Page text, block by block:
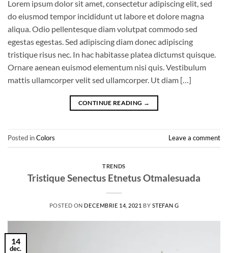
Lorem ipsum dolor sit amet, consectetur adipiscing elit, sed
do eiusmod tempor incididunt ut labore et dolore magna
aliqua. Odio pellentesque diam volutpat commodo sed
egestas egestas. Sed adipiscing diam donec adipiscing
tristique risus nec. In hac habitasse platea dictumst quisque.
Ornare aenean euismod elementum nisi quis. Vestibulum
mattis ullamcorper velit sed ullamcorper. Ut diam […]
CONTINUE READING →
Posted inColors Leave a comment
TRENDS
Tristique Senectus Etnetus Otmalesuada
POSTED ON DECEMBRIE 14, 2021 BY STEFAN G
14
dec.